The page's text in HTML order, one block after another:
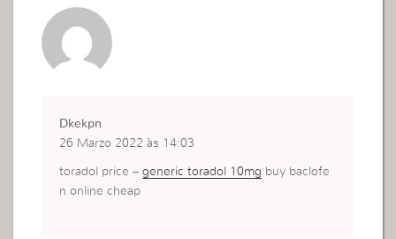
Dkekpn
26 Marzo 2022 às 14:03
toradol price –generic toradol 10mg buy baclofe
n online cheap